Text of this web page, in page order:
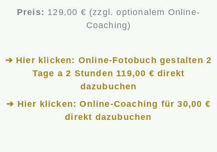
Preis: 129,00 € (zzgl. optionalem Online-
Coaching)
➔ Hier klicken: Online-Fotobuch gestalten 2
Tage a 2 Stunden 119,00 € direkt
dazubuchen
➔ Hier klicken: Online-Coaching für 30,00 €
direkt dazubuchen